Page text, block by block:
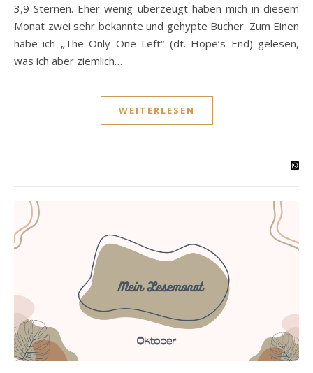
3,9 Sternen. Eher wenig überzeugt haben mich in diesem
Monat zwei sehr bekannte und gehypte Bücher. Zum Einen
habe ich „The Only One Left“ (dt. Hope’s End) gelesen,
was ich aber ziemlich…
WEITERLESEN